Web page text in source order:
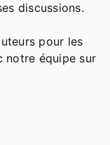
discussions.
pour les
notre équipe sur